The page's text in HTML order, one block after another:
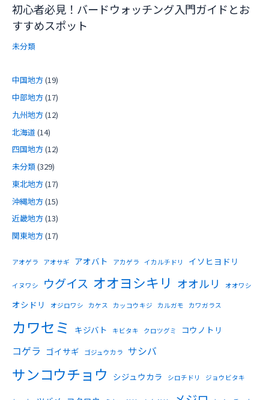
初心者必見！バードウォッチング入門ガイドとお
すすめスポット
未分類
中国地方(19)
中部地方(17)
九州地方(12)
北海道 (14)
四国地方(12)
未分類(329)
東北地方(17)
沖縄地方(15)
近畿地方(13)
関東地方(17)
アオゲラ アオサギ アオバト アカゲラ イカルチドリ イソヒヨドリ
イヌワシ ウグイス オオヨシキリ オオルリ オオワシ
オシドリ オジロワシ カケス カッコウキジ カルガモ カワガラス
カワセミ キジバト キビタキ クロツグミ コウノトリ
コゲラ ゴイサギ ゴジュウカラ サシバ
サンコウチョウ シジュウカラ シロチドリ ジョウビタキ